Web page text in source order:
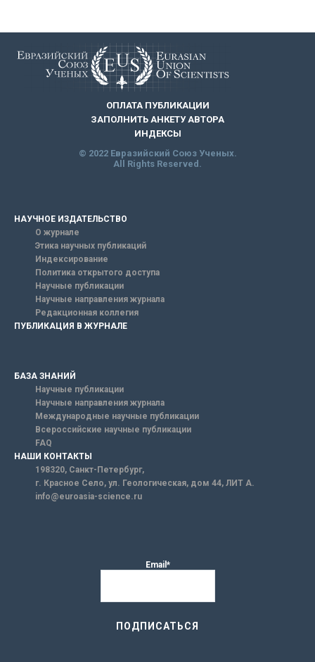
ОПЛАТА ПУБЛИКАЦИИ
ЗАПОЛНИТЬ АНКЕТУ АВТОРА
ИНДЕКСЫ
© 2022 Евразийский Союз Ученых.
All Rights Reserved.
НАУЧНОЕ ИЗДАТЕЛЬСТВО
О журнале
Этика научных публикаций
Индексирование
Политика открытого доступа
Научные публикации
Научные направления журнала
Редакционная коллегия
ПУБЛИКАЦИЯ В ЖУРНАЛЕ
БАЗА ЗНАНИЙ
Научные публикации
Научные направления журнала
Международные научные публикации
Всероссийские научные публикации
FAQ
НАШИ КОНТАКТЫ
198320, Санкт-Петербург,
г. Красное Село, ул. Геологическая, дом 44, ЛИТ А.
info@euroasia-science.ru
Email*